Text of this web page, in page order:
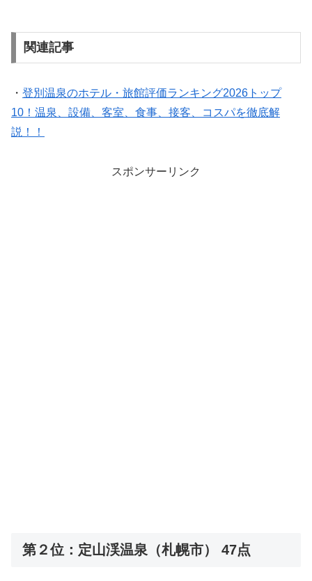
関連記事
・ 登別温泉のホテル・旅館評価ランキング2026トップ
10！温泉、設備、客室、食事、接客、コスパを徹底解
説！！
スポンサーリンク
第２位：定山渓温泉（札幌市） 47点